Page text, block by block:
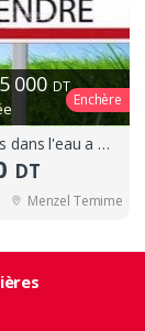
000 DT
Enchère
Terrain pieds dans l'eau a menzel temime
DT
Menzel Temime